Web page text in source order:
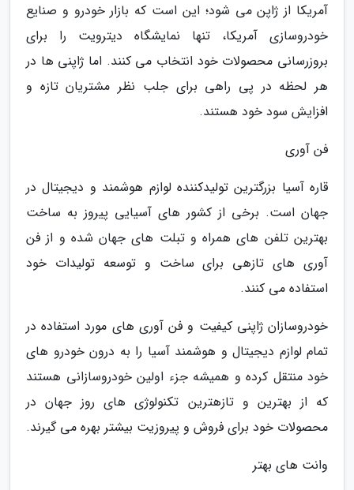
آمریکا از ژاپن می شود؛ این است که بازار خودرو و صنایع
خودروسازی آمریکا، تنها نمایشگاه دیترویت را برای
بروزرسانی محصولات خود انتخاب می کنند. اما ژاپنی ها در
هر لحظه در پی راهی برای جلب نظر مشتریان تازه و
افزایش سود خود هستند.
فن آوری
قاره آسیا بزرگترین تولیدکننده لوازم هوشمند و دیجیتال در
جهان است. برخی از کشور های آسیایی پیروز به ساخت
بهترین تلفن های همراه و تبلت های جهان شده و از فن
آوری های تازهی برای ساخت و توسعه تولیدات خود
استفاده می کنند.
خودروسازان ژاپنی کیفیت و فن آوری های مورد استفاده در
تمام لوازم دیجیتال و هوشمند آسیا را به درون خودرو های
خود منتقل کرده و همیشه جزء اولین خودروسازانی هستند
که از بهترین و تازهترین تکنولوژی های روز جهان در
محصولات خود برای فروش و پیروزیت بیشتر بهره می گیرند.
وانت های بهتر